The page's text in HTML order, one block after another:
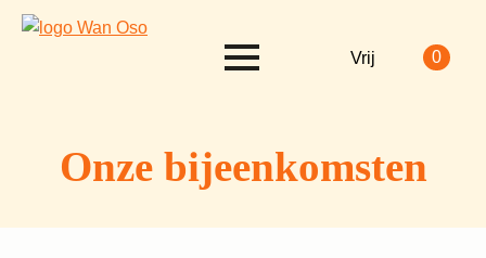
Vrij 0
Onze bijeenkomsten